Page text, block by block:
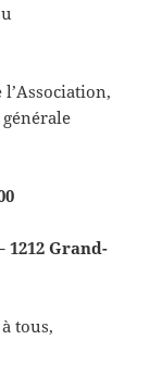
1212 Grand-
tous,